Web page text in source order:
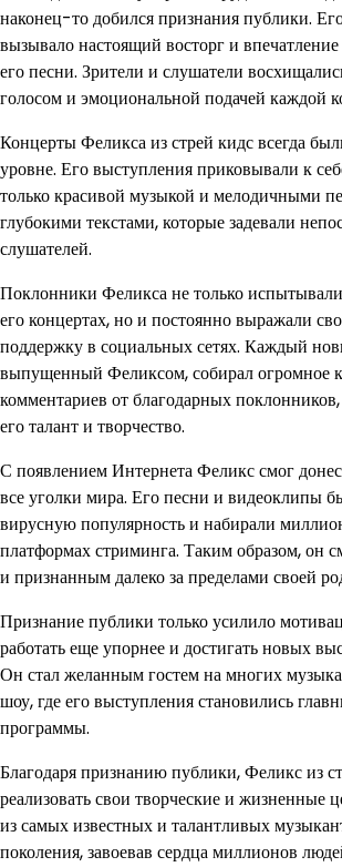
наконец-то добился признания публики.
вызывало настоящий восторг и
его песни. Зрители и слушатели
голосом и эмоциональной подачей каждой
Концерты Феликса из стрей кидс всегда
уровне. Его выступления приковывали к
только красивой музыкой и мелодичными
глубокими текстами, которые задевали
слушателей.
Поклонники Феликса не только
его концертах, но и постоянно выражали
поддержку в социальных сетях. Каждый
выпущенный Феликсом, собирал огромное
комментариев от благодарных
его талант и творчество.
С появлением Интернета Феликс смог
все уголки мира. Его песни и видеоклипы
вирусную популярность и набирали
платформах стриминга. Таким образом, он
и признанным далеко за пределами своей
Признание публики только усилило
работать еще упорнее и достигать новых
Он стал желанным гостем на многих
шоу, где его выступления становились
программы.
Благодаря признанию публики, Феликс из
реализовать свои творческие и жизненные
из самых известных и талантливых
поколения, завоевав сердца миллионов